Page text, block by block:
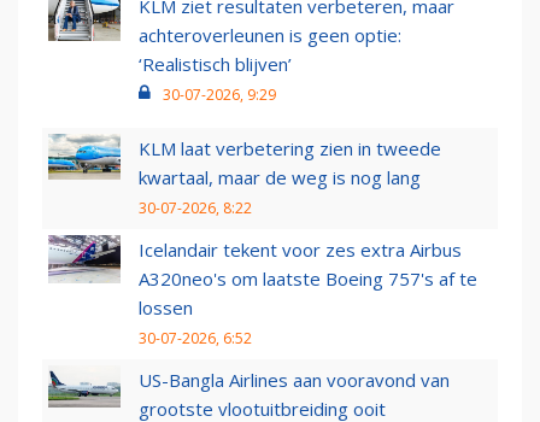
KLM ziet resultaten verbeteren, maar
achteroverleunen is geen optie:
‘Realistisch blijven’
30-07-2026, 9:29
KLM laat verbetering zien in tweede
kwartaal, maar de weg is nog lang
30-07-2026, 8:22
Icelandair tekent voor zes extra Airbus
A320neo's om laatste Boeing 757's af te
lossen
30-07-2026, 6:52
US-Bangla Airlines aan vooravond van
grootste vlootuitbreiding ooit